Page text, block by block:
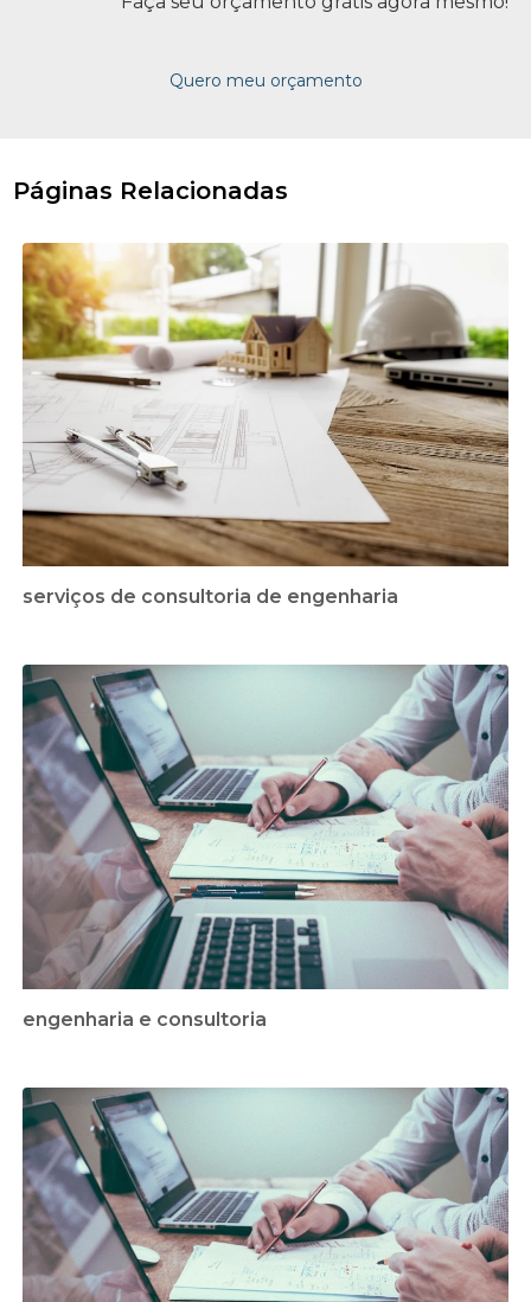
Quero meu orçamento
Páginas Relacionadas
serviços de consultoria de engenharia
engenharia e consultoria